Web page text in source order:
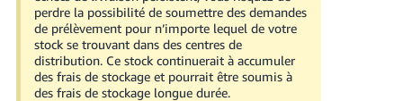
perdre la possibilité de soumettre des demandes
de prélèvement pour n’importe lequel de votre
stock se trouvant dans des centres de
distribution. Ce stock continuerait à accumuler
des frais de stockage et pourrait être soumis à
des frais de stockage longue durée.